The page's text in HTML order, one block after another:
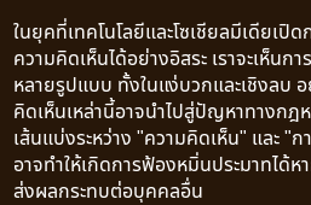
ในยุคที่เทคโนโลยีและโซเชียลมีเดียเปิ
ความคิดเห็นได้อย่างอิสระ เราจะเห็นก
หลายรูปแบบ ทั้งในแง่บวกและเชิงลบ
คิดเห็นเหล่านี้อาจนำไปสู่ปัญหาทางกฎห
เส้นแบ่งระหว่าง "ความคิดเห็น" และ "
อาจทำให้เกิดการฟ้องหมิ่นประมาทได้
ส่งผลกระทบต่อบุคคลอื่น